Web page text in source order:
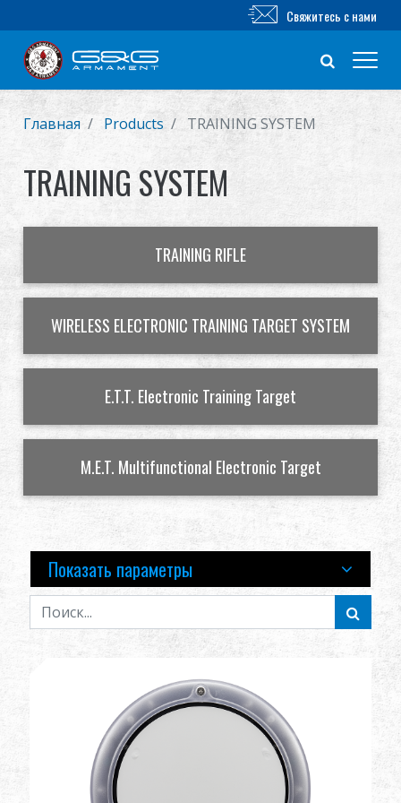
Новый продукт
Airsoft винтовка
Airsoft пистолет
Серия BB
ТРЕНИРОВОЧНАЯ СИСТЕМА
Преимущества
О нас
Соревнования & Событие
Поддержка
繁體中文 English (US)
Français 日本語
Свяжитесь с нами
Главная Products TRAINING SYSTEM
TRAINING SYSTEM
TRAINING RIFLE
WIRELESS ELECTRONIC TRAINING TARGET SYSTEM
E.T.T. Electronic Training Target
M.E.T. Multifunctional Electronic Target
Показать параметры